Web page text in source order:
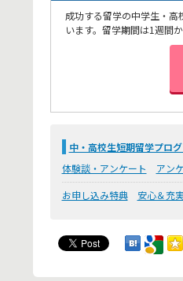
成功する留学の中学生・
います。留学期間は1週間
中・高校生短期留学プロ
体験談・アンケート
アン
お申し込み特典
安心＆充